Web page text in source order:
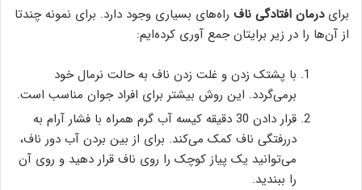
برایدرمان افتادگی ناف راه‌های بسیاری وجود دارد. برای نمونه چندتا
از آن‌ها را در زیر برایتان جمع آوری کرده‌ایم:
با پشتک زدن و غلت زدن ناف به حالت نرمال خود
برمی‌گردد. این روش بیشتر برای افراد جوان مناسب است.
قرار دادن 30 دقیقه کیسه آب گرم همراه با فشار آرام به
دررفتگی ناف کمک می‌کند. برای از بین بردن آب دور ناف،
می‌توانید یک پیاز کوچک را روی ناف قرار دهید و روی آن
را ببندید.